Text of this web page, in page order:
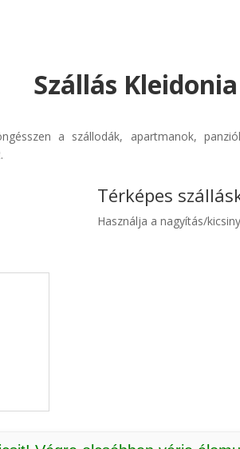
Szállás
a szállodák, apartmanok,
Térképes
Használja a nagyítás/